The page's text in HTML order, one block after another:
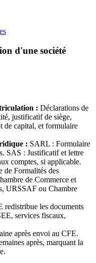
d'une société
: Déclarations de
justificatif de siège,
de capital, et formulaire
: SARL : Formulaire
SAS : Justificatif et lettre
comptes, si applicable.
de Formalités des
de Commerce et
URSSAF ou Chambre
redistribue les documents
services fiscaux,
après envoi au CFE.
après, marquant la